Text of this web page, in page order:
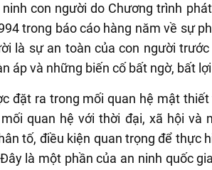
con người do Chương trình
trong báo cáo hàng năm về sự
là sự an toàn của con người
áp và những biến cố bất ngờ, bất
đặt ra trong mối quan hệ mật
quan hệ với thời đại, xã hội và
tố, điều kiện quan trọng để thực
là một phần của an ninh quốc